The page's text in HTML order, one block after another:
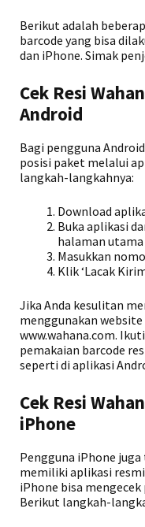
Berikut adalah
barcode yang bisa
dan iPhone. Simak
Cek Resi
Android
Bagi pengguna
posisi paket melalui
langkah-langkahnya:
Download
Buka aplikasi
halaman utama
Masukkan
Klik ‘Lacak
Jika Anda kesulitan
menggunakan
www.wahana.com.
pemakaian barcode
seperti di aplikasi
Cek Resi
iPhone
Pengguna iPhone
memiliki aplikasi
iPhone bisa
Berikut langkah-